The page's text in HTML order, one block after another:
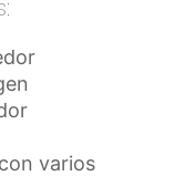
varios